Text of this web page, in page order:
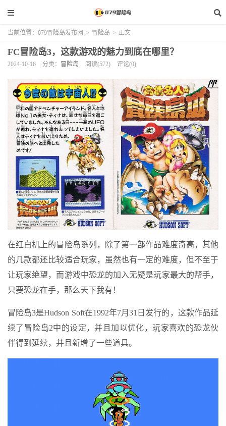
当前位置： 079冒险岛发布网 > 冒险岛 > 正文
FC冒险岛3，这款游戏的魅力到底在哪里？
2024-10-16 分类： 冒险岛 阅读(572) 评论(0)
在红白机上的冒险岛系列，除了第一部作品难度奇高，其他
的几款都还比较适合玩家，虽然也有一定的难度，但不至于
让玩家绝望，而游戏中恐龙的加入无疑是玩家最大的帮手，
只要恐龙在手，那么天下我有！
冒险岛3是Hudson Soft在1992年7月31日发行的，这款作品延
续了冒险岛2中的设定，并且加以优化，玩家喜欢的恐龙伙
伴得到延续，并且新增了一些道具。